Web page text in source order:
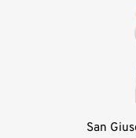
San